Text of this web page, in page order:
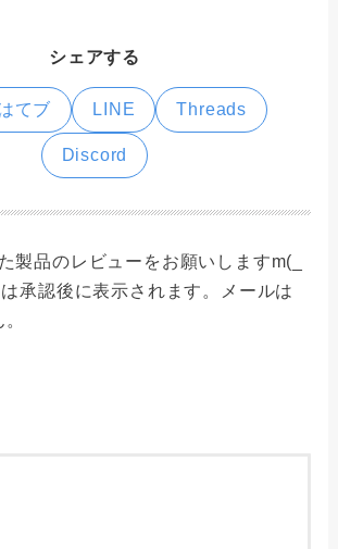
シェアする
てブ LINE Threads
Discord
製品のレビューをお願いしますm(_
は承認後に表示されます。メールは